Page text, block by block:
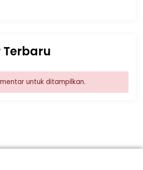
untuk ditampilkan.